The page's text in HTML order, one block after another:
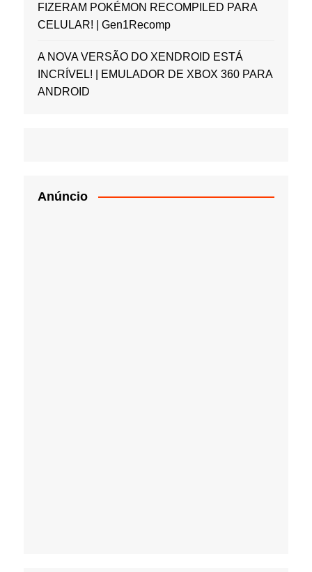
FIZERAM POKÉMON RECOMPILED PARA
CELULAR! | Gen1Recomp
A NOVA VERSÃO DO XENDROID ESTÁ
INCRÍVEL! | EMULADOR DE XBOX 360 PARA
ANDROID
Anúncio